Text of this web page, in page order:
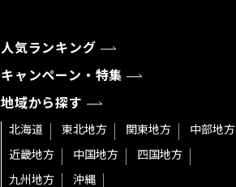
人気ランキング
キャンペーン・特集
地域から探す
北海道 東北地方 関東地方
中部地方
近畿地方
中国地方
四国地方
九州地方
沖縄